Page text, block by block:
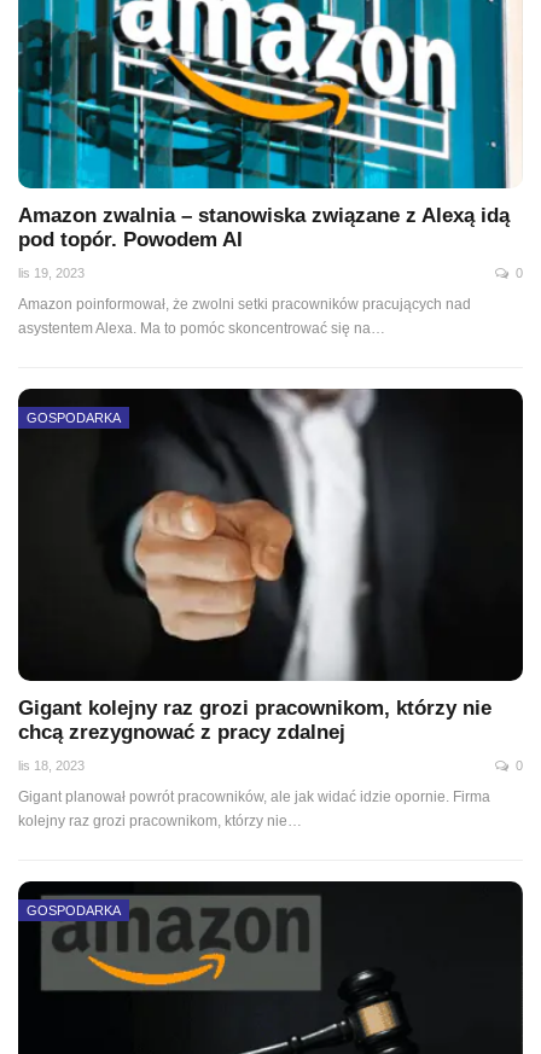
Amazon zwalnia – stanowiska związane z Alexą idą
pod topór. Powodem AI
lis 19, 2023 0
Amazon poinformował, że zwolni setki pracowników pracujących nad
asystentem Alexa. Ma to pomóc skoncentrować się na…
GOSPODARKA
Gigant kolejny raz grozi pracownikom, którzy nie
chcą zrezygnować z pracy zdalnej
lis 18, 2023 0
Gigant planował powrót pracowników, ale jak widać idzie opornie. Firma
kolejny raz grozi pracownikom, którzy nie…
GOSPODARKA